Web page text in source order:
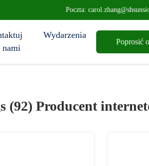
Poczta:
nami
Wydarzenia
Poprosić
(92) Producent